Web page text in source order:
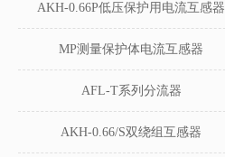
AKH-0.66P低压保护用电流互感器
MP测量保护体电流互感器
AFL-T系列分流器
AKH-0.66/S双绕组互感器